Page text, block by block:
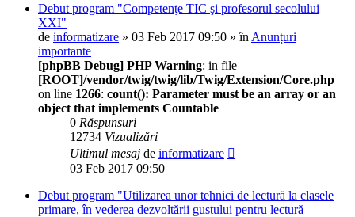
Debut program "Competenţe TIC şi profesorul secolului
XXI"
de informatizare » 03 Feb 2017 09:50 » în Anunțuri
importante
[phpBB Debug] PHP Warning: in file
[ROOT]/vendor/twig/twig/lib/Twig/Extension/Core.php
on line 1266: count(): Parameter must be an array or an
object that implements Countable
0 Răspunsuri
12734 Vizualizări
Ultimul mesaj de informatizare
03 Feb 2017 09:50
Debut program "Utilizarea unor tehnici de lectură la clasele
primare, în vederea dezvoltării gustului pentru lectură